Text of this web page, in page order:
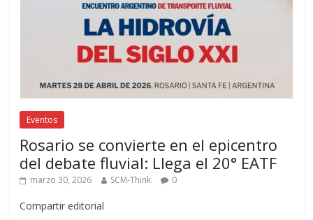
Eventos
Rosario se convierte en el epicentro
del debate fluvial: Llega el 20° EATF
marzo 30, 2026 SCM-Think 0
Compartir editorial